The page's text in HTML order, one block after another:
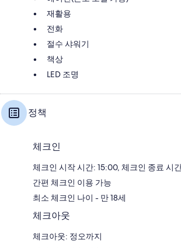
재활용
전화
절수 샤워기
책상
LED 조명
정책
체크인
체크인 시작 시간: 15:00, 체크인 종료 시
간편 체크인 이용 가능
최소 체크인 나이 - 만 18세
체크아웃
체크아웃: 정오까지